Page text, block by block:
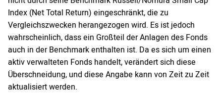
Index (Net Total Return) eingeschränkt, die zu
Vergleichszwecken herangezogen wird. Es ist jedoch
wahrscheinlich, dass ein Großteil der Anlagen des Fonds
auch in der Benchmark enthalten ist. Da es sich um einen
aktiv verwalteten Fonds handelt, verändert sich diese
Überschneidung, und diese Angabe kann von Zeit zu Zeit
aktualisiert werden.